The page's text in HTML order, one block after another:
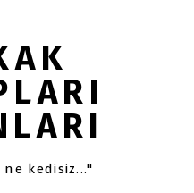
kedisiz..."